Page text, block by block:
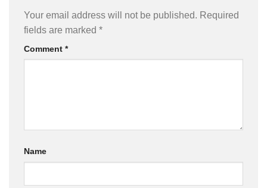
Your email address will not be published. Required
fields are marked *
Comment *
Name